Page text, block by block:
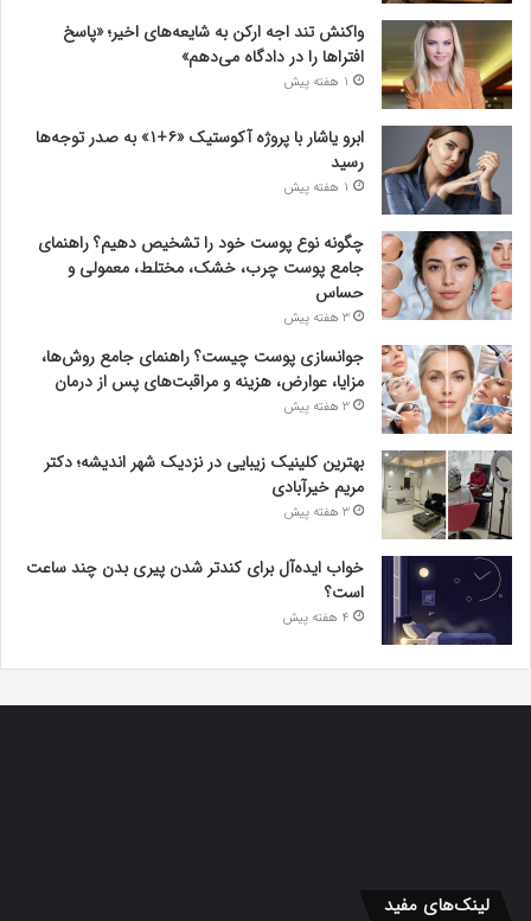
واکنش تند اجه ارکن به شایعه‌های اخیر؛ «پاسخ
افتراها را در دادگاه می‌دهم»
1 هفته پیش
ابرو یاشار با پروژه آکوستیک «۶+۱» به صدر توجه‌ها
رسید
1 هفته پیش
چگونه نوع پوست خود را تشخیص دهیم؟ راهنمای
جامع پوست چرب، خشک، مختلط، معمولی و
حساس
3 هفته پیش
جوانسازی پوست چیست؟ راهنمای جامع روش‌ها،
مزایا، عوارض، هزینه و مراقبت‌های پس از درمان
3 هفته پیش
بهترین کلینیک زیبایی در نزدیک شهر اندیشه؛ دکتر
مریم خیرآبادی
3 هفته پیش
خواب ایده‌آل برای کندتر شدن پیری بدن چند ساعت
است؟
4 هفته پیش
لینک‌های مفید